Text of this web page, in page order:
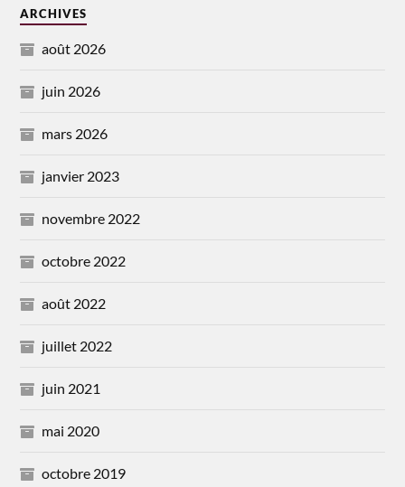
ARCHIVES
août 2026
juin 2026
mars 2026
janvier 2023
novembre 2022
octobre 2022
août 2022
juillet 2022
juin 2021
mai 2020
octobre 2019